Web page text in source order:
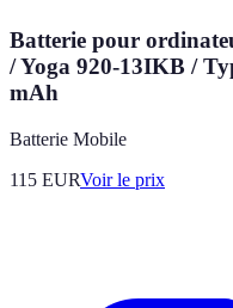
Batterie pour
/ Yoga 920-13IKB /
mAh
Batterie Mobile
115 EURVoir le prix